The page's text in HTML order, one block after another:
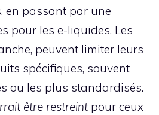
en passant par une
pour les e-liquides. Les
peuvent limiter leurs
spécifiques, souvent
ou les plus standardisés.
être restreintpour ceux